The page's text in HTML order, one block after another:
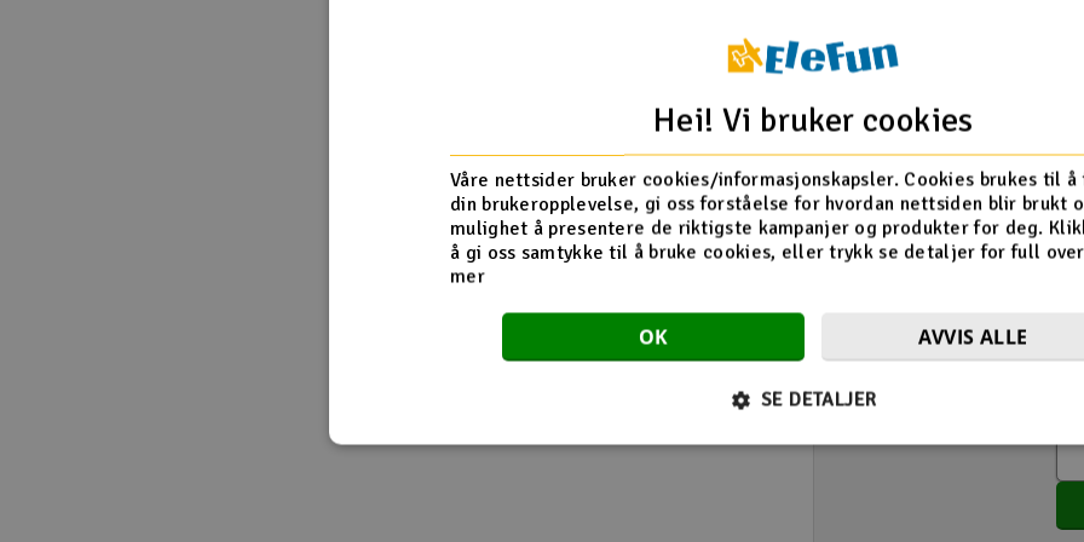
Produkt
Velg karakter
Produktanmeldelse
Hei! Vi bruker cookies
Våre nettsider bruker cookies/informasjonskapsler. Cookies brukes til å
din brukeropplevelse, gi oss forståelse for hvordan nettsiden blir brukt
mulighet å presentere de riktigste kampanjer og produkter for deg.
å gi oss samtykke til å bruke cookies, eller trykk se detaljer for full
mer
OK AVVIS ALLE
SE DETALJER